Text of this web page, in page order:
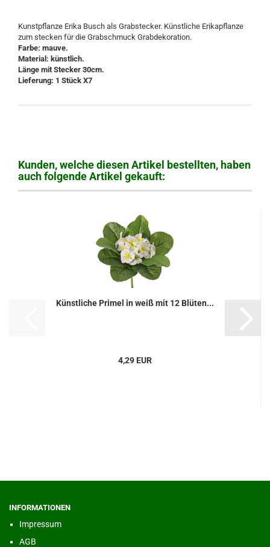
Kunstpflanze Erika Busch als Grabstecker. Künstliche Erikapflanze
zum stecken für die Grabschmuck Grabdekoration.
Farbe: mauve.
Material: künstlich.
Länge mit Stecker 30cm.
Lieferung: 1 Stück X7
Kunden, welche diesen Artikel bestellten, haben
auch folgende Artikel gekauft:
Künstliche Primel in weiß mit 12 Blüten...
4,29 EUR
INFORMATIONEN
Impressum
AGB